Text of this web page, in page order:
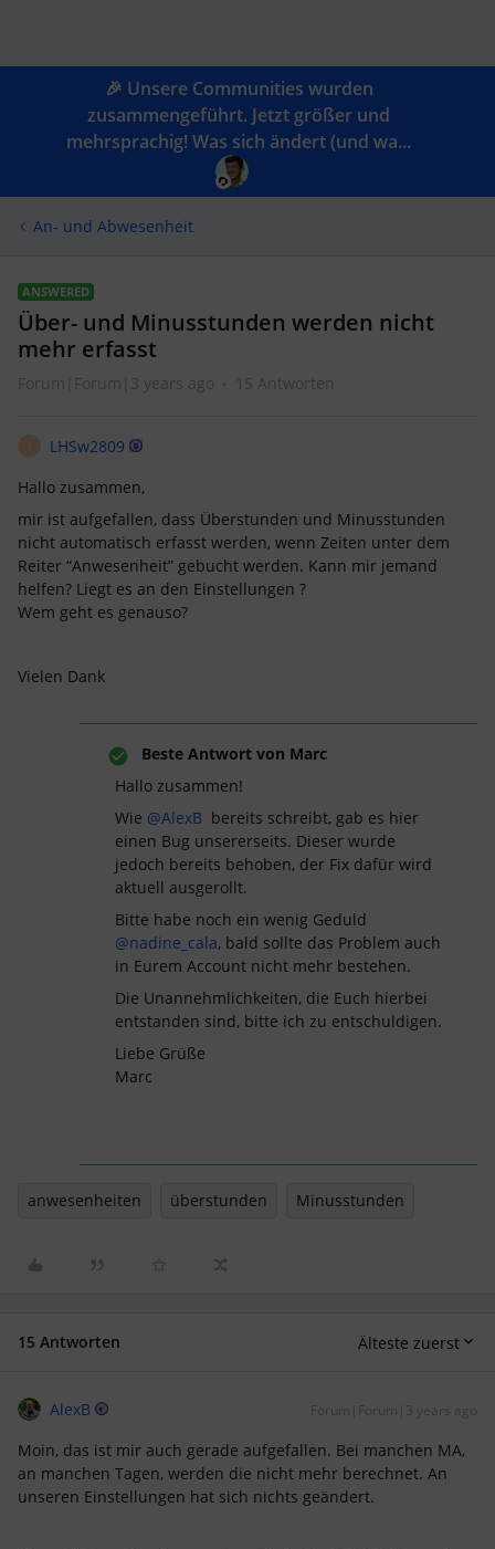
🎉 Unsere Communities wurden
zusammengeführt. Jetzt größer und
mehrsprachig! Was sich ändert (und wa...
An- und Abwesenheit
ANSWERED
Über- und Minusstunden werden nicht
mehr erfasst
Forum|Forum|3 years ago 15 Antworten
LHSw2809
Hallo zusammen,
mir ist aufgefallen, dass Überstunden und Minusstunden
nicht automatisch erfasst werden, wenn Zeiten unter dem
Reiter “Anwesenheit” gebucht werden. Kann mir jemand
helfen? Liegt es an den Einstellungen ?
Wem geht es genauso?
Vielen Dank
Beste Antwort von Marc
Hallo zusammen!
Wie @AlexB bereits schreibt, gab es hier
einen Bug unsererseits. Dieser wurde
jedoch bereits behoben, der Fix dafür wird
aktuell ausgerollt.
Bitte habe noch ein wenig Geduld
@nadine_cala, bald sollte das Problem auch
in Eurem Account nicht mehr bestehen.
Die Unannehmlichkeiten, die Euch hierbei
entstanden sind, bitte ich zu entschuldigen.
Liebe Grüße
Marc
anwesenheiten überstunden Minusstunden
15 Antworten Älteste zuerst
AlexB Forum|Forum|3 years ago
Moin, das ist mir auch gerade aufgefallen. Bei manchen MA,
an manchen Tagen, werden die nicht mehr berechnet. An
unseren Einstellungen hat sich nichts geändert.